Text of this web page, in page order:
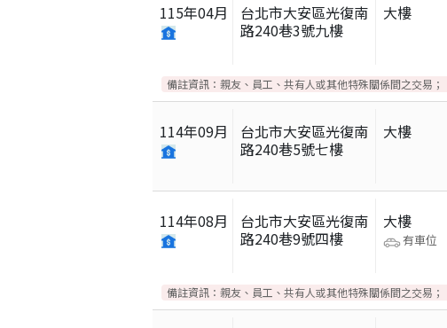
115年04月
台北市大安區光復南
路240巷3號九樓
大樓
備註資訊： 親友、員工、共有人或其他特殊關係間之交易；
114年09月
台北市大安區光復南
路240巷5號七樓
大樓
114年08月
台北市大安區光復南
路240巷9號四樓
大樓
有車位
備註資訊： 親友、員工、共有人或其他特殊關係間之交易；